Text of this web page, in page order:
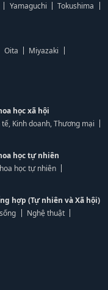
Yamaguchi
Tokushima
Oita
Miyazaki
học xã hội
tế, Kinh doanh, Thương mại
học tự nhiên
học tự nhiên
hợp (Tự nhiên và Xã hội)
Nghệ thuật